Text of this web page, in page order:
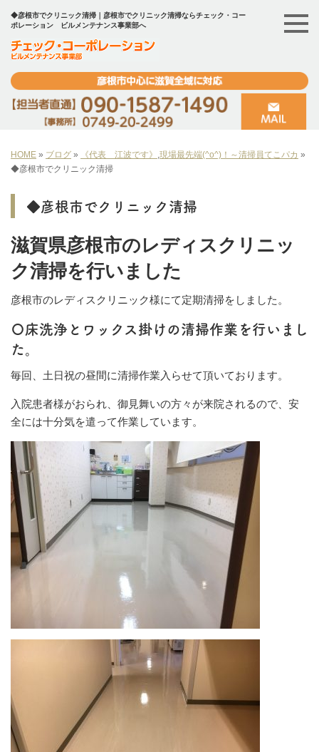
◆彦根市でクリニック清掃｜彦根市でクリニック清掃ならチェック・コー
ポレーション ビルメンテナンス事業部へ
HOME » ブログ » 《代表 江波です》 ,現場最先端(^o^)！～清掃員てこパカ »
◆彦根市でクリニック清掃
◆彦根市でクリニック清掃
滋賀県彦根市のレディスクリニッ
ク清掃を行いました
彦根市のレディスクリニック様にて定期清掃をしました。
〇床洗浄とワックス掛けの清掃作業を行いまし
た。
毎回、土日祝の昼間に清掃作業入らせて頂いております。
入院患者様がおられ、御見舞いの方々が来院されるので、安
全には十分気を遣って作業しています。